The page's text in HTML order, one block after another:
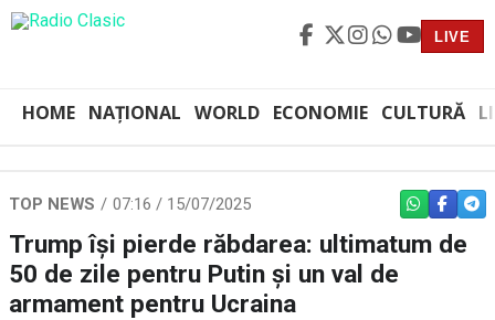
LIVE
HOME NAȚIONAL WORLD ECONOMIE CULTURĂ
TOP NEWS 07:16 / 15/07/2025 WHATSAPP
Trump își pierde răbdarea: ultimatum de
50 de zile pentru Putin și un val de
armament pentru Ucraina